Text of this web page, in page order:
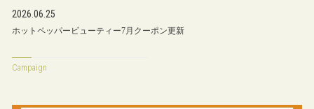
2026.06.25
ホットペッパービューティー7月クーポン更新
Campaign